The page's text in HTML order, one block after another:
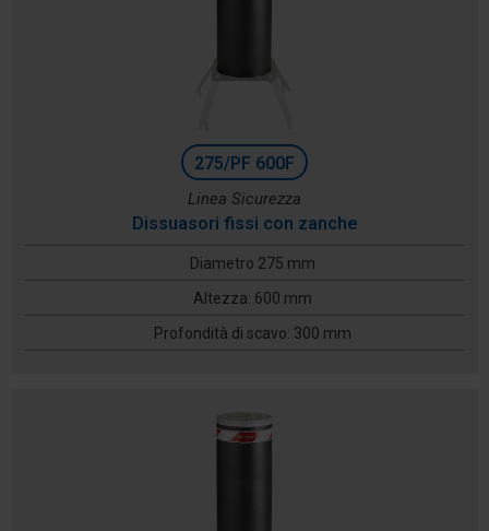
275/PF 600F
Linea Sicurezza
Dissuasori fissi con zanche
Diametro 275 mm
Altezza: 600 mm
Profondità di scavo: 300 mm